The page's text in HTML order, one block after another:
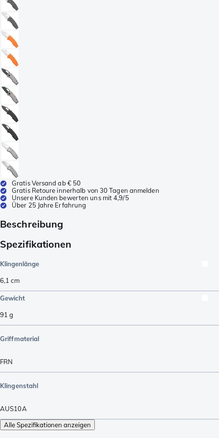
Gratis Versand ab € 50
Gratis Retoure innerhalb von 30 Tagen anmelden
Unsere Kunden bewerten uns mit 4,9/5
Über 25 Jahre Erfahrung
Beschreibung
Spezifikationen
Klingenlänge
6,1 cm
Gewicht
91 g
Griffmaterial
FRN
Klingenstahl
AUS10A
Alle Spezifikationen anzeigen